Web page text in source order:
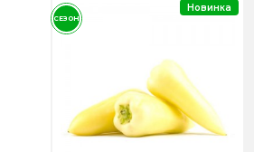
Новинка
СЕЗОН